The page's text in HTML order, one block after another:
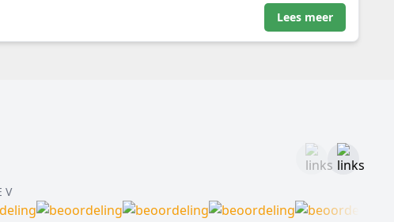
in de blaas wordt ingebracht om urine af te voeren.
Lees meer
V